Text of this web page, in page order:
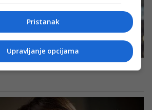
Pristanak
Upravljanje opcijama